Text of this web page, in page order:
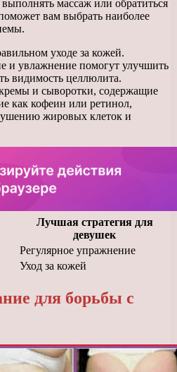
массаж или обратиться
вам выбрать наиболее
уходе за кожей.
и увлажнение помогут улучшить
видимость целлюлита.
и сыворотки, содержащие
как кофеин или ретинол,
жировых клеток и
Лучшая стратегия для
девушек
Регулярное упражнение
Уход за кожей
для борьбы с